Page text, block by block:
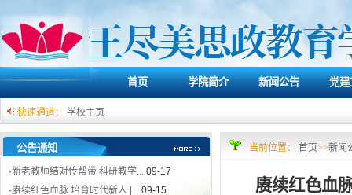
首页 学院简介 新闻公告 党建
快速通道： 学校主页
公告通知
·王尽美思政教育学院开展“九... 09-19
新老教师结对传帮带 科研教学...
·赓续红色血脉 培育时代新人 |... 09-15
·2025年学校最美教师：刘雅稚 09-12
当前位置： 首页>>新闻
赓续红色血